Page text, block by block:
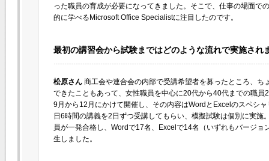
った職員の育成が必要になってきました。そこで、仕事の場面で
的に学べるMicrosoft Office Specialistに注目したのです。
最初の講習会から試験まではどのような流れで実施され
松原さん 商工会や連合会の内部で受講希望者を募ったところ、ち
できたこともあって、女性職員を中心に20代から40代までの職
9月から12月にかけて開催し、その内容はWordとExcelのスペシ
日6時間の講義を2日ずつ受講してもらい、模擬試験は個別に実
員が一発合格し、Wordで17名、Excelで14名（いずれもバージ
生しました。